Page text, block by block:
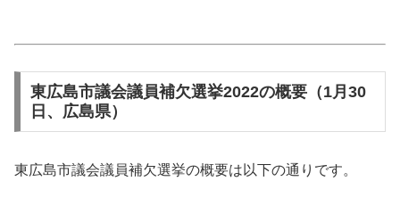
東広島市議会議員補欠選挙2022の概要（1月30
日、広島県）
東広島市議会議員補欠選挙の概要は以下の通りです。